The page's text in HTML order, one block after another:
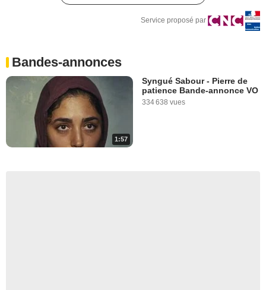
Service proposé par
Bandes-annonces
1:57
Syngué Sabour - Pierre de
patience Bande-annonce VO
334 638 vues